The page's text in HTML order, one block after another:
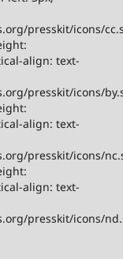
presskit/icons/
align: text-
presskit/icons/
align: text-
presskit/icons/
align: text-
presskit/icons/